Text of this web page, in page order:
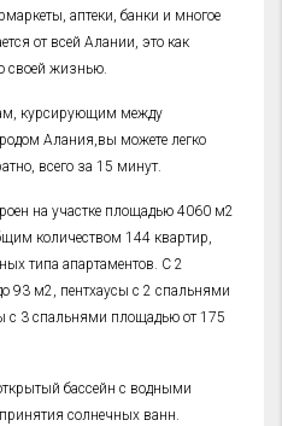
аптеки, банки и многое
от всей Алании, это как
своей жизнью.
курсирующим между
Алания,вы можете легко
всего за 15 минут.
на участке площадью 4060 м2
количеством 144 квартир,
типа апартаментов. С 2
93 м2, пентхаусы с 2 спальнями
с 3 спальнями площадью от 175
бассейн с водными
солнечных ванн.